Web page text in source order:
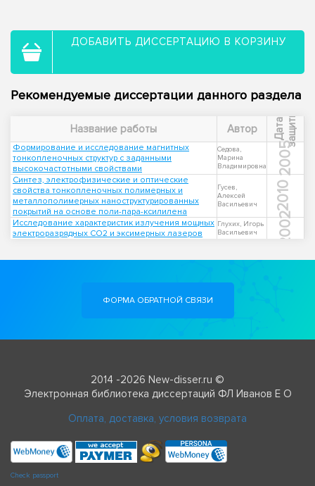
ДОБАВИТЬ ДИССЕРТАЦИЮ В КОРЗИНУ
Рекомендуемые диссертации данного раздела
Название работы Автор Д
а
т
а
з
а
щ
и
т ы
Формирование и исследование магнитных
тонкопленочных структур с заданными
высокочастотными свойствами
Седова,
Марина
Владимировна
2005
Синтез, электрофизические и оптические
свойства тонкопленочных полимерных и
металлополимерных наноструктурированных
покрытий на основе поли-пара-ксилилена
Гусев,
Алексей
Васильевич
2010
Исследование характеристик излучения мощных
электроразрядных CO2 и эксимерных лазеров
Глухих, Игорь
Васильевич
2002
ФОРМА ОБРАТНОЙ СВЯЗИ
2014 -2026 New-disser.ru ©
Электронная библиотека диссертаций ФЛ Иванов Е О
Оплата, доставка, условия возврата
Check passport